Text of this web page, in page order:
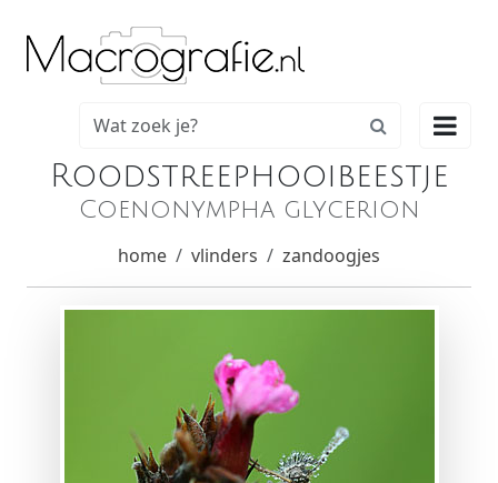

Roodstreephooibeestje
Coenonympha glycerion
home vlinders zandoogjes